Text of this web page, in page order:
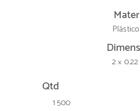
2 ×
Qtd
1 500